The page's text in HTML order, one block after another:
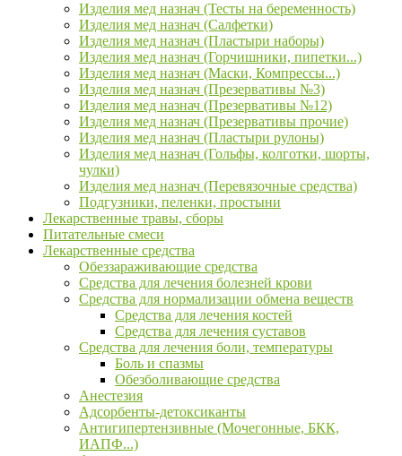
Изделия мед назнач (Тесты на беременность)
Изделия мед назнач (Салфетки)
Изделия мед назнач (Пластыри наборы)
Изделия мед назнач (Горчишники, пипетки...)
Изделия мед назнач (Маски, Компрессы...)
Изделия мед назнач (Презервативы №3)
Изделия мед назнач (Презервативы №12)
Изделия мед назнач (Презервативы прочие)
Изделия мед назнач (Пластыри рулоны)
Изделия мед назнач (Гольфы, колготки, шорты,
чулки)
Изделия мед назнач (Перевязочные средства)
Подгузники, пеленки, простыни
Лекарственные травы, сборы
Питательные смеси
Лекарственные средства
Обеззараживающие средства
Средства для лечения болезней крови
Средства для нормализации обмена веществ
Средства для лечения костей
Средства для лечения суставов
Средства для лечения боли, температуры
Боль и спазмы
Обезболивающие средства
Анестезия
Адсорбенты-детоксиканты
Антигипертензивные (Мочегонные, БКК,
ИАПФ...)